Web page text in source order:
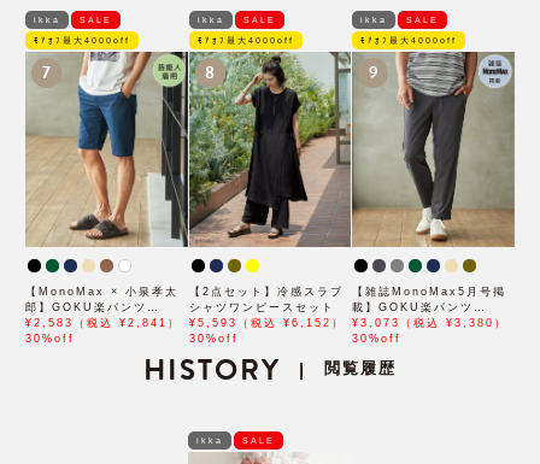
ikka SALE
ﾓｱｵﾌ最大4000off
7
【MonoMax × 小泉孝太
郎】GOKU楽パンツ
EASY STRETCH 冷感
5Pショート「小泉孝太郎
¥2,583（税込 ¥2,841）
30%off
ikka SALE
ﾓｱｵﾌ最大4000off
8
【2点セット】冷感スラブ
シャツワンピースセット
¥5,593（税込 ¥6,152）
30%off
ikka SALE
ﾓｱｵﾌ最大4000off
9
【雑誌MonoMax5月号掲
載】GOKU楽パンツ
EASY STRETCH 冷感ア
ンクル【接触冷感】「小泉
¥3,073（税込 ¥3,380）
30%off
HISTORY | 閲覧履歴
ikka SALE